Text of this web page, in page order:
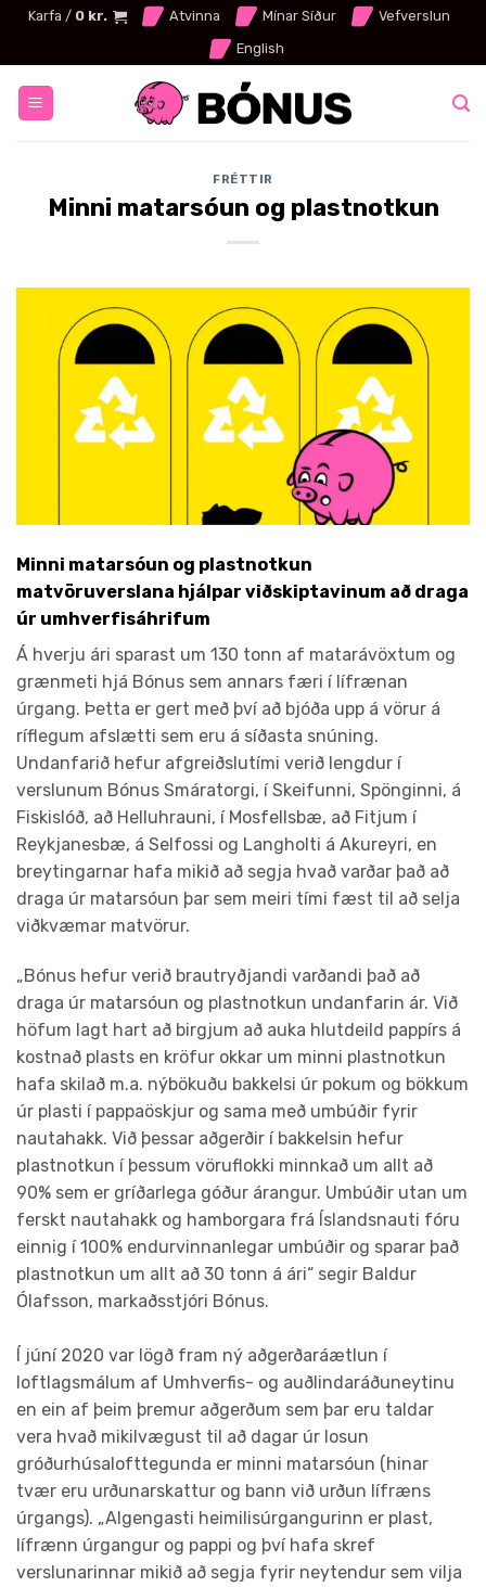
Skip
content
Karfa / 0 kr. Atvinna Mínar Síður
Vefverslun
English
FRÉTTIR
Minni matarsóun og plastnotkun
Minni matarsóun og plastnotkun
matvöruverslana hjálpar viðskiptavinum að draga
úr umhverfisáhrifum
Á hverju ári sparast um 130 tonn af matarávöxtum og
grænmeti hjá Bónus sem annars færi í lífrænan
úrgang. Þetta er gert með því að bjóða upp á vörur á
ríflegum afslætti sem eru á síðasta snúning.
Undanfarið hefur afgreiðslutími verið lengdur í
verslunum Bónus Smáratorgi, í Skeifunni, Spönginni, á
Fiskislóð, að Helluhrauni, í Mosfellsbæ, að Fitjum í
Reykjanesbæ, á Selfossi og Langholti á Akureyri, en
breytingarnar hafa mikið að segja hvað varðar það að
draga úr matarsóun þar sem meiri tími fæst til að selja
viðkvæmar matvörur.
„Bónus hefur verið brautryðjandi varðandi það að
draga úr matarsóun og plastnotkun undanfarin ár. Við
höfum lagt hart að birgjum að auka hlutdeild pappírs á
kostnað plasts en kröfur okkar um minni plastnotkun
hafa skilað m.a. nýbökuðu bakkelsi úr pokum og bökkum
úr plasti í pappaöskjur og sama með umbúðir fyrir
nautahakk. Við þessar aðgerðir í bakkelsin hefur
plastnotkun í þessum vöruflokki minnkað um allt að
90% sem er gríðarlega góður árangur. Umbúðir utan um
ferskt nautahakk og hamborgara frá Íslandsnauti fóru
einnig í 100% endurvinnanlegar umbúðir og sparar það
plastnotkun um allt að 30 tonn á ári“ segir Baldur
Ólafsson, markaðsstjóri Bónus.
Í júní 2020 var lögð fram ný aðgerðaráætlun í
loftlagsmálum af Umhverfis- og auðlindaráðuneytinu
en ein af þeim þremur aðgerðum sem þar eru taldar
vera hvað mikilvægust til að dagar úr losun
gróðurhúsalofttegunda er minni matarsóun (hinar
tvær eru urðunarskattur og bann við urðun lífræns
úrgangs). „Algengasti heimilisúrgangurinn er plast,
lífrænn úrgangur og pappi og því hafa skref
verslunarinnar mikið að segja fyrir neytendur sem vilja